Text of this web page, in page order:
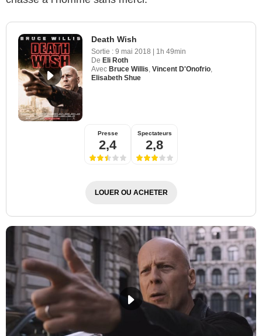
Death Wish
Sortie : 9 mai 2018 | 1h 49min
De Eli Roth
Avec Bruce Willis Vincent D'Onofrio
Elisabeth Shue
Presse
2,4
Spectateurs
2,8
LOUER OU ACHETER